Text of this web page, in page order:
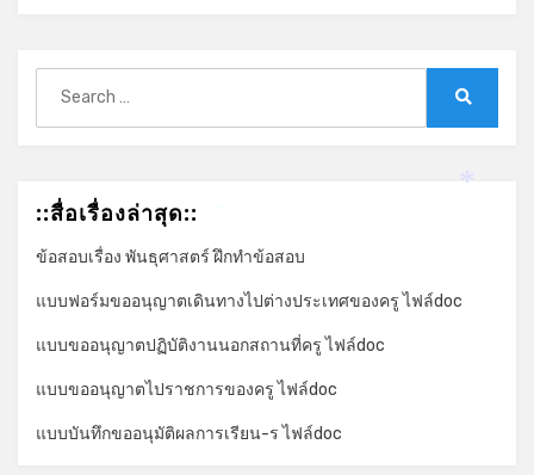
for:
::สื่อเรื่องล่าสุด::
ข้อสอบเรื่อง พันธุศาสตร์ ฝึกทำข้อสอบ
แบบฟอร์มขออนุญาตเดินทางไปต่างประเทศของครู ไฟล์doc
แบบขออนุญาตปฏิบัติงานนอกสถานที่ครู ไฟล์doc
แบบขออนุญาตไปราชการของครู ไฟล์doc
แบบบันทึกขออนุมัติผลการเรียน-ร ไฟล์doc